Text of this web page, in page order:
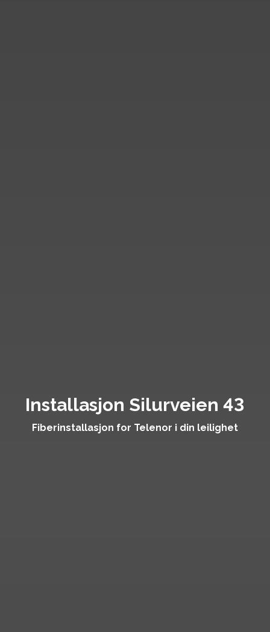
Installasjon Silurveien 43
Fiberinstallasjon for Telenor i din leilighet